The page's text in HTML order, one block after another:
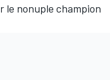
le nonuple champion